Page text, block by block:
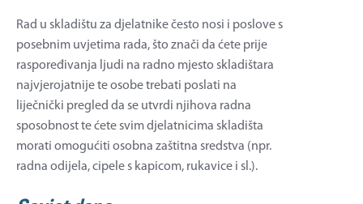
Rad u skladištu za djelatnike često nosi i poslove s
posebnim uvjetima rada, što znači da ćete prije
raspoređivanja ljudi na radno mjesto skladištara
najvjerojatnije te osobe trebati poslati na
liječnički pregled da se utvrdi njihova radna
sposobnost te ćete svim djelatnicima skladišta
morati omogućiti osobna zaštitna sredstva (npr.
radna odijela, cipele s kapicom, rukavice i sl.).